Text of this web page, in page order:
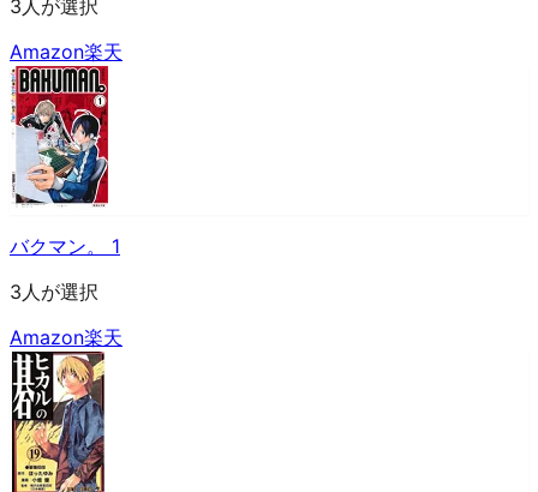
3人が選択
Amazon楽天
バクマン。 1
3人が選択
Amazon楽天